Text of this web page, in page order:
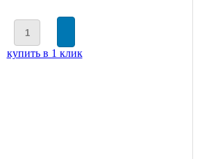
купить в 1 клик